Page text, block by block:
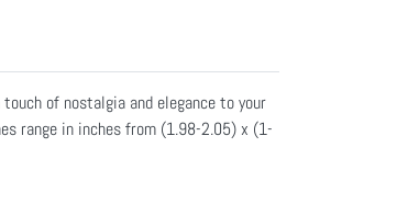
of nostalgia and elegance to your
range in inches from (1.98-2.05) x (1-